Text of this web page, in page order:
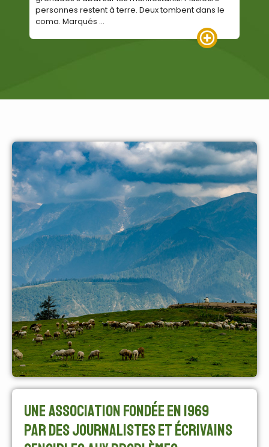
personnes restent à terre. Deux tombent dans le
coma. Marqués ...
Une association fondée en 1969
par des journalistes et écrivains